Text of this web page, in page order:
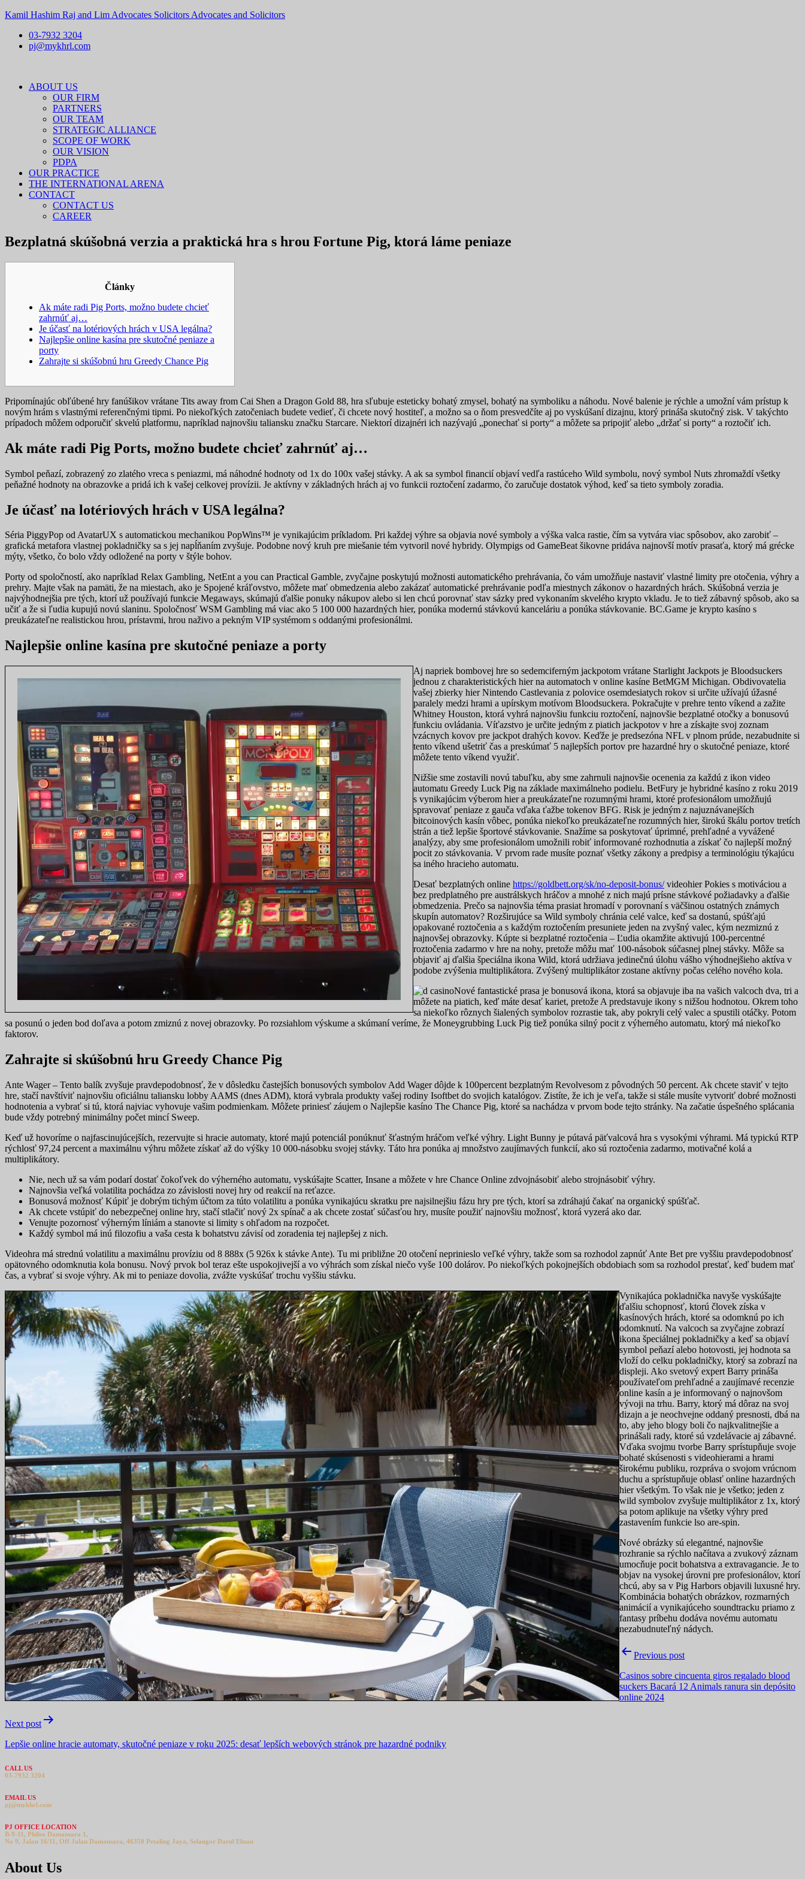
Kamil Hashim Raj and Lim Advocates Solicitors Advocates and Solicitors
03-7932 3204
pj@mykhrl.com
Menu
ABOUT US
OUR FIRM
PARTNERS
OUR TEAM
STRATEGIC ALLIANCE
SCOPE OF WORK
OUR VISION
PDPA
OUR PRACTICE
THE INTERNATIONAL ARENA
CONTACT
CONTACT US
CAREER
Bezplatná skúšobná verzia a praktická hra s hrou Fortune Pig, ktorá láme peniaze
Články
Ak máte radi Pig Ports, možno budete chcieť
zahrnúť aj…
Je účasť na lotériových hrách v USA legálna?
Najlepšie online kasína pre skutočné peniaze a
porty
Zahrajte si skúšobnú hru Greedy Chance Pig
Pripomínajúc obľúbené hry fanúšikov vrátane Tits away from Cai Shen a Dragon Gold 88, hra sľubuje esteticky bohatý zmysel, bohatý na symboliku a náhodu. Nové balenie je rýchle a umožní vám prístup k
novým hrám s vlastnými referenčnými tipmi. Po niekoľkých zatočeniach budete vedieť, či chcete nový hostiteľ, a možno sa o ňom presvedčíte aj po vyskúšaní dizajnu, ktorý prináša skutočný zisk. V takýchto
prípadoch môžem odporučiť skvelú platformu, napríklad najnovšiu taliansku značku Starcare. Niektorí dizajnéri ich nazývajú „ponechať si porty“ a môžete sa pripojiť alebo „držať si porty“ a roztočiť ich.
Ak máte radi Pig Ports, možno budete chcieť zahrnúť aj…
Symbol peňazí, zobrazený zo zlatého vreca s peniazmi, má náhodné hodnoty od 1x do 100x vašej stávky. A ak sa symbol financií objaví vedľa rastúceho Wild symbolu, nový symbol Nuts zhromaždí všetky
peňažné hodnoty na obrazovke a pridá ich k vašej celkovej provízii. Je aktívny v základných hrách aj vo funkcii roztočení zadarmo, čo zaručuje dostatok výhod, keď sa tieto symboly zoradia.
Je účasť na lotériových hrách v USA legálna?
Séria PiggyPop od AvatarUX s automatickou mechanikou PopWins™ je vynikajúcim príkladom. Pri každej výhre sa objavia nové symboly a výška valca rastie, čím sa vytvára viac spôsobov, ako zarobiť –
grafická metafora vlastnej pokladničky sa s jej napĺňaním zvyšuje. Podobne nový kruh pre miešanie tém vytvoril nové hybridy. Olympigs od GameBeat šikovne pridáva najnovší motív prasaťa, ktorý má grécke
mýty, všetko, čo bolo vždy odložené na porty v štýle bohov.
Porty od spoločností, ako napríklad Relax Gambling, NetEnt a you can Practical Gamble, zvyčajne poskytujú možnosti automatického prehrávania, čo vám umožňuje nastaviť vlastné limity pre otočenia, výhry a
prehry. Majte však na pamäti, že na miestach, ako je Spojené kráľovstvo, môžete mať obmedzenia alebo zakázať automatické prehrávanie podľa miestnych zákonov o hazardných hrách. Skúšobná verzia je
najvýhodnejšia pre tých, ktorí už používajú funkcie Megaways, skúmajú ďalšie ponuky nákupov alebo si len chcú porovnať stav sázky pred vykonaním skvelého krypto vkladu. Je to tiež zábavný spôsob, ako sa
učiť a že si ľudia kupujú novú slaninu. Spoločnosť WSM Gambling má viac ako 5 100 000 hazardných hier, ponúka modernú stávkovú kanceláriu a ponúka stávkovanie. BC.Game je krypto kasíno s
preukázateľne realistickou hrou, prístavmi, hrou naživo a pekným VIP systémom s oddanými profesionálmi.
Najlepšie online kasína pre skutočné peniaze a porty
Aj napriek bombovej hre so sedemciferným jackpotom vrátane Starlight Jackpots je Bloodsuckers
jednou z charakteristických hier na automatoch v online kasíne BetMGM Michigan. Obdivovatelia
vašej zbierky hier Nintendo Castlevania z polovice osemdesiatych rokov si určite užívajú úžasné
paralely medzi hrami a upírskym motívom Bloodsuckera. Pokračujte v prehre tento víkend a zažite
Whitney Houston, ktorá vyhrá najnovšiu funkciu roztočení, najnovšie bezplatné otočky a bonusovú
funkciu ovládania. Víťazstvo je určite jedným z piatich jackpotov v hre a získajte svoj zoznam
vzácnych kovov pre jackpot drahých kovov. Keďže je predsezóna NFL v plnom prúde, nezabudnite si
tento víkend ušetriť čas a preskúmať 5 najlepších portov pre hazardné hry o skutočné peniaze, ktoré
môžete tento víkend využiť.
Nižšie sme zostavili novú tabuľku, aby sme zahrnuli najnovšie ocenenia za každú z ikon video
automatu Greedy Luck Pig na základe maximálneho podielu. BetFury je hybridné kasíno z roku 2019
s vynikajúcim výberom hier a preukázateľne rozumnými hrami, ktoré profesionálom umožňujú
spravovať peniaze z gauča vďaka ťažbe tokenov BFG. Risk je jedným z najuznávanejších
bitcoinových kasín vôbec, ponúka niekoľko preukázateľne rozumných hier, širokú škálu portov tretích
strán a tiež lepšie športové stávkovanie. Snažíme sa poskytovať úprimné, prehľadné a vyvážené
analýzy, aby sme profesionálom umožnili robiť informované rozhodnutia a získať čo najlepší možný
pocit zo stávkovania. V prvom rade musíte poznať všetky zákony a predpisy a terminológiu týkajúcu
sa iného hracieho automatu.
Desať bezplatných online https://goldbett.org/sk/no-deposit-bonus/videohier Pokies s motiváciou a
bez predplatného pre austrálskych hráčov a mnohé z nich majú prísne stávkové požiadavky a ďalšie
obmedzenia. Prečo sa najnovšia téma prasiat hromadí v porovnaní s väčšinou ostatných známych
skupín automatov? Rozširujúce sa Wild symboly chránia celé valce, keď sa dostanú, spúšťajú
opakované roztočenia a s každým roztočením presuniete jeden na zvyšný valec, kým nezmiznú z
najnovšej obrazovky. Kúpte si bezplatné roztočenia – Ľudia okamžite aktivujú 100-percentné
roztočenia zadarmo v hre na nohy, pretože môžu mať 100-násobok súčasnej plnej stávky. Môže sa
objaviť aj ďalšia špeciálna ikona Wild, ktorá udržiava jedinečnú úlohu vášho výhodnejšieho aktíva v
podobe zvýšenia multiplikátora. Zvýšený multiplikátor zostane aktívny počas celého nového kola.
Nové fantastické prasa je bonusová ikona, ktorá sa objavuje iba na vašich valcoch dva, tri a
môžete na piatich, keď máte desať kariet, pretože A predstavuje ikony s nižšou hodnotou. Okrem toho
sa niekoľko rôznych šialených symbolov rozrastie tak, aby pokryli celý valec a spustili otáčky. Potom
sa posunú o jeden bod doľava a potom zmiznú z novej obrazovky. Po rozsiahlom výskume a skúmaní veríme, že Moneygrubbing Luck Pig tiež ponúka silný pocit z výherného automatu, ktorý má niekoľko
faktorov.
Zahrajte si skúšobnú hru Greedy Chance Pig
Ante Wager – Tento balík zvyšuje pravdepodobnosť, že v dôsledku častejších bonusových symbolov Add Wager dôjde k 100percent bezplatným Revolvesom z pôvodných 50 percent. Ak chcete staviť v tejto
hre, stačí navštíviť najnovšiu oficiálnu taliansku lobby AAMS (dnes ADM), ktorá vybrala produkty vašej rodiny Isoftbet do svojich katalógov. Zistíte, že ich je veľa, takže si stále musíte vytvoriť dobré možnosti
hodnotenia a vybrať si tú, ktorá najviac vyhovuje vašim podmienkam. Môžete priniesť záujem o Najlepšie kasíno The Chance Pig, ktoré sa nachádza v prvom bode tejto stránky. Na začatie úspešného splácania
bude vždy potrebný minimálny počet mincí Sweep.
Keď už hovoríme o najfascinujúcejších, rezervujte si hracie automaty, ktoré majú potenciál ponúknuť šťastným hráčom veľké výhry. Light Bunny je pútavá päťvalcová hra s vysokými výhrami. Má typickú RTP
rýchlosť 97,24 percent a maximálnu výhru môžete získať až do výšky 10 000-násobku svojej stávky. Táto hra ponúka aj množstvo zaujímavých funkcií, ako sú roztočenia zadarmo, motivačné kolá a
multiplikátory.
Nie, nech už sa vám podarí dostať čokoľvek do výherného automatu, vyskúšajte Scatter, Insane a môžete v hre Chance Online zdvojnásobiť alebo strojnásobiť výhry.
Najnovšia veľká volatilita pochádza zo závislosti novej hry od reakcií na reťazce.
Bonusová možnosť Kúpiť je dobrým tichým účtom za túto volatilitu a ponúka vynikajúcu skratku pre najsilnejšiu fázu hry pre tých, ktorí sa zdráhajú čakať na organický spúšťač.
Ak chcete vstúpiť do nebezpečnej online hry, stačí stlačiť nový 2x spínač a ak chcete zostať súčasťou hry, musíte použiť najnovšiu možnosť, ktorá vyzerá ako dar.
Venujte pozornosť výherným líniám a stanovte si limity s ohľadom na rozpočet.
Každý symbol má inú filozofiu a vaša cesta k bohatstvu závisí od zoradenia tej najlepšej z nich.
Videohra má strednú volatilitu a maximálnu províziu od 8 888x (5 926x k stávke Ante). Tu mi približne 20 otočení neprinieslo veľké výhry, takže som sa rozhodol zapnúť Ante Bet pre vyššiu pravdepodobnosť
opätovného odomknutia kola bonusu. Nový prvok bol teraz ešte uspokojivejší a vo výhrách som získal niečo vyše 100 dolárov. Po niekoľkých pokojnejších obdobiach som sa rozhodol prestať, keď budem mať
čas, a vybrať si svoje výhry. Ak mi to peniaze dovolia, zvážte vyskúšať trochu vyššiu stávku.
Vynikajúca pokladnička navyše vyskúšajte
ďalšiu schopnosť, ktorú človek získa v
kasínových hrách, ktoré sa odomknú po ich
odomknutí. Na valcoch sa zvyčajne zobrazí
ikona špeciálnej pokladničky a keď sa objaví
symbol peňazí alebo hotovosti, jej hodnota sa
vloží do celku pokladničky, ktorý sa zobrazí na
displeji. Ako svetový expert Barry prináša
používateľom prehľadné a zaujímavé recenzie
online kasín a je informovaný o najnovšom
vývoji na trhu. Barry, ktorý má dôraz na svoj
dizajn a je neochvejne oddaný presnosti, dbá na
to, aby jeho blogy boli čo najkvalitnejšie a
prinášali rady, ktoré sú vzdelávacie aj zábavné.
Vďaka svojmu tvorbe Barry sprístupňuje svoje
bohaté skúsenosti s videohierami a hrami
širokému publiku, rozpráva o svojom vrúcnom
duchu a sprístupňuje oblasť online hazardných
hier všetkým. To však nie je všetko; jeden z
wild symbolov zvyšuje multiplikátor z 1x, ktorý
sa potom aplikuje na všetky výhry pred
zastavením funkcie lso are-spin.
Nové obrázky sú elegantné, najnovšie
rozhranie sa rýchlo načítava a zvukový záznam
umocňuje pocit bohatstva a extravagancie. Je to
objav na vysokej úrovni pre profesionálov, ktorí
chcú, aby sa v Pig Harbors objavili luxusné hry.
Kombinácia bohatých obrázkov, rozmarných
animácií a vynikajúceho soundtracku priamo z
fantasy príbehu dodáva novému automatu
nezabudnuteľný nádych.
Post
navigation
Previous post
Casinos sobre cincuenta giros regalado blood
suckers Bacará 12 Animals ranura sin depósito
online 2024
Next post
Lepšie online hracie automaty, skutočné peniaze v roku 2025: desať lepších webových stránok pre hazardné podniky
CALL US
03-7932 3204
EMAIL US
pj@mykhrl.com
PJ OFFICE LOCATION
B-9-11, Phileo Damansara 1,
No 9, Jalan 16/11, Off Jalan Damansara, 46350 Petaling Jaya, Selangor Darul Ehsan
About Us